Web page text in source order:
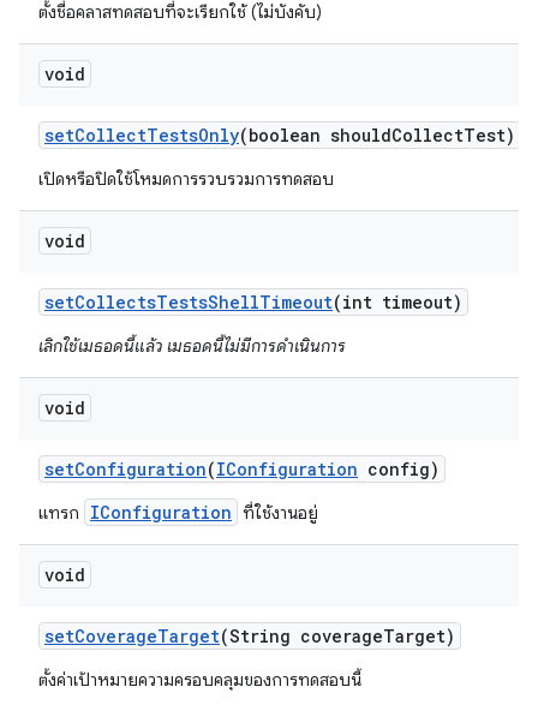
ตั้งชื่อคลาสทดสอบที่จะเรียกใช้ (ไม่บังคับ)
void
setCollectTestsOnly(boolean shouldCollectTest)
เปิดหรือปิดใช้โหมดการรวบรวมการทดสอบ
void
setCollectsTestsShellTimeout(int timeout)
เลิกใช้เมธอดนี้แล้ว เมธอดนี้ไม่มีการดำเนินการ
void
setConfiguration(IConfiguration config)
แทรก IConfiguration ที่ใช้งานอยู่
void
setCoverageTarget(String coverageTarget)
ตั้งค่าเป้าหมายความครอบคลุมของการทดสอบนี้